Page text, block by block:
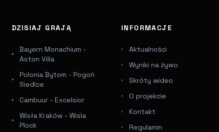
DZISIAJ GRAJĄ
Bayern Monachium -
Aston Villa
Polonia Bytom - Pogoń
Siedlce
Cambuur - Excelsior
Wisła Kraków - Wisla
Plock
INFORMACJE
Aktualności
Wyniki na żywo
Skróty wideo
O projekcie
Kontakt
Regulamin